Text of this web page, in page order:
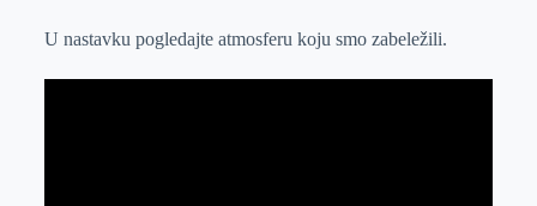
U nastavku pogledajte atmosferu koju smo zabeležili.